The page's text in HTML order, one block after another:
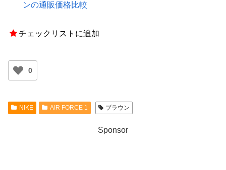
ンの通販価格比較
チェックリストに追加
0
NIKE AIR FORCE 1 ブラウン
Sponsor